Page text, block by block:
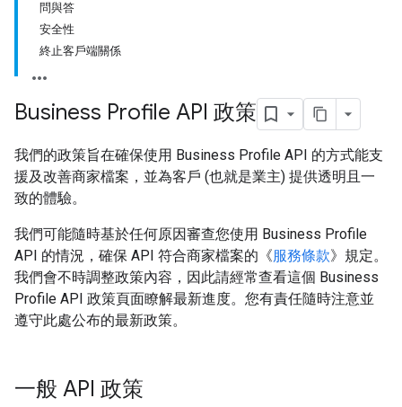
問與答
安全性
終止客戶端關係
Business Profile API 政策
我們的政策旨在確保使用 Business Profile API 的方式能支
援及改善商家檔案，並為客戶 (也就是業主) 提供透明且一
致的體驗。
我們可能隨時基於任何原因審查您使用 Business Profile
API 的情況，確保 API 符合商家檔案的《服務條款》規定。
我們會不時調整政策內容，因此請經常查看這個 Business
Profile API 政策頁面瞭解最新進度。您有責任隨時注意並
遵守此處公布的最新政策。
一般 API 政策